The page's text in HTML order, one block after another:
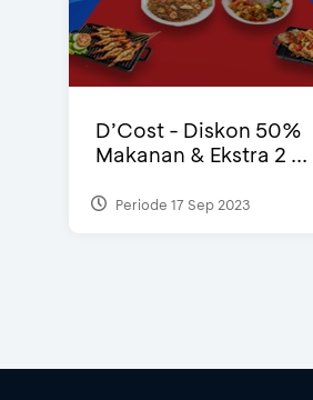
D’Cost - Diskon 50%
Makanan & Ekstra 2 ...
Periode 17 Sep 2023